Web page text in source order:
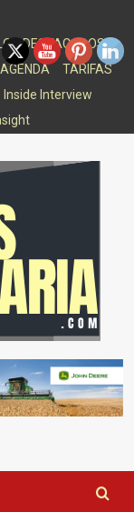
DESTACADOS
AGENDA
TARIFAS
Inside Interview